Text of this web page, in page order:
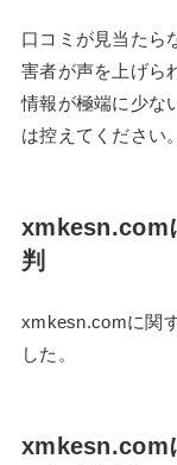
口コミが見当たら
害者が声を上げら
情報が極端に少な
は控えてください。
xmkesn.com
判
xmkesn.comに関
した。
xmkesn.com